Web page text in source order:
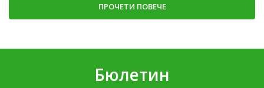
ПРОЧЕТИ ПОВЕЧЕ
Бюлетин